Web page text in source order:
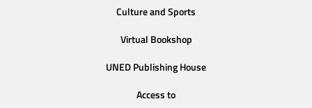
Culture and Sports
Virtual Bookshop
UNED Publishing House
Access to